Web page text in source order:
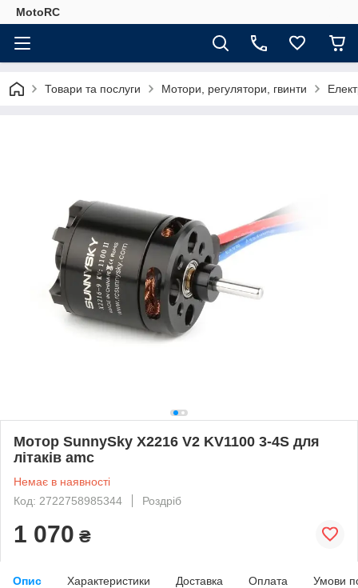
MotoRC
Товари та послуги Мотори, регулятори, гвинти
Мотор SunnySky X2216 V2 KV1100 3-4S для
літаків amc
Немає в наявності
Код: 2722758985344
Роздріб
1 070 ₴
Опис Характеристики Доставка Оплата Умови